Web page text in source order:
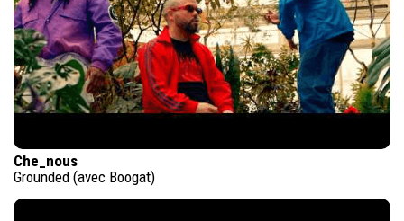
Che_nous
Grounded (avec Boogat)